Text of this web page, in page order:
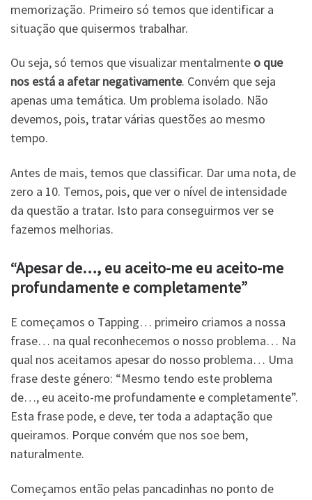
memorização. Primeiro só temos que identificar a
situação que quisermos trabalhar.
Ou seja, só temos que visualizar mentalmente o que
nos está a afetar negativamente. Convém que seja
apenas uma temática. Um problema isolado. Não
devemos, pois, tratar várias questões ao mesmo
tempo.
Antes de mais, temos que classificar. Dar uma nota, de
zero a 10. Temos, pois, que ver o nível de intensidade
da questão a tratar. Isto para conseguirmos ver se
fazemos melhorias.
“Apesar de…, eu aceito-me eu aceito-me
profundamente e completamente”
E começamos o Tapping… primeiro criamos a nossa
frase… na qual reconhecemos o nosso problema… Na
qual nos aceitamos apesar do nosso problema… Uma
frase deste género: “Mesmo tendo este problema
de…, eu aceito-me profundamente e completamente”.
Esta frase pode, e deve, ter toda a adaptação que
queiramos. Porque convém que nos soe bem,
naturalmente.
Começamos então pelas pancadinhas no ponto de